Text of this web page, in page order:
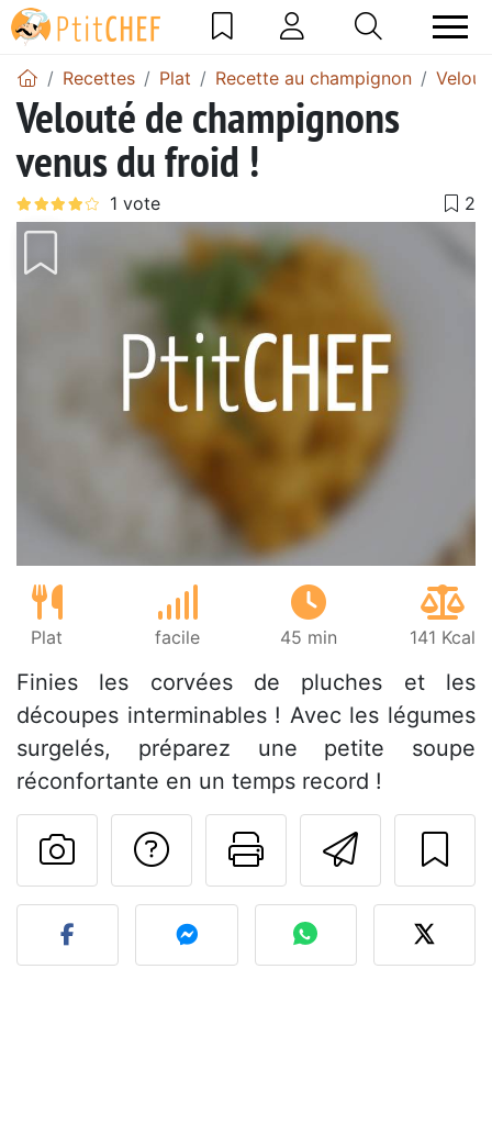
Recettes Plat Recette au champignon
Velouté de champignons
venus du froid !
Plat facile 45 min 141 Kcal
Finies les corvées de pluches et les
découpes interminables ! Avec les légumes
surgelés, préparez une petite soupe
réconfortante en un temps record !
Imprimer
Poser une
Publier votre photo de